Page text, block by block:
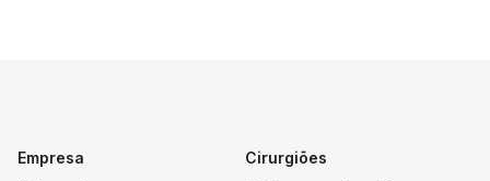
Empresa
Cirurgiões